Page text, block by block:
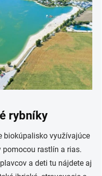
rybníky
biokúpalisko využívajúce
rastlín a rias.
a deti tu nájdete aj